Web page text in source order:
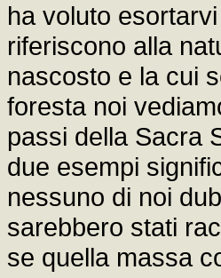
ha voluto
riferiscono alla
nascosto e la cui
foresta noi
passi della Sacra
due esempi
nessuno di noi
sarebbero stati
se quella massa